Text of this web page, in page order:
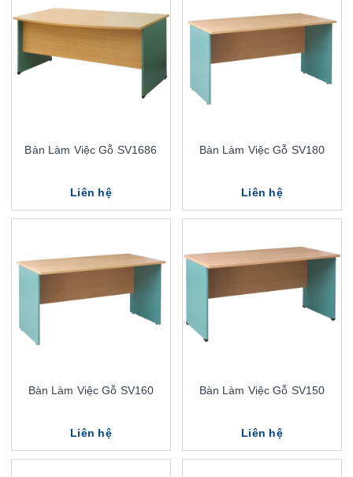
Bàn Làm Việc Gỗ SV1686
Liên hệ
Bàn Làm Việc Gỗ SV180
Liên hệ
Bàn Làm Việc Gỗ SV160
Liên hệ
Bàn Làm Việc Gỗ SV150
Liên hệ